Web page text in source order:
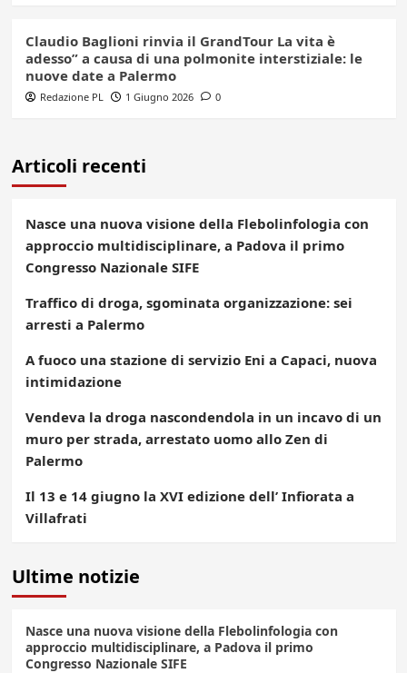
Claudio Baglioni rinvia il GrandTour La vita è
adesso” a causa di una polmonite interstiziale: le
nuove date a Palermo
Redazione PL 1 Giugno 2026 0
Articoli recenti
Nasce una nuova visione della Flebolinfologia con
approccio multidisciplinare, a Padova il primo
Congresso Nazionale SIFE
Traffico di droga, sgominata organizzazione: sei
arresti a Palermo
A fuoco una stazione di servizio Eni a Capaci, nuova
intimidazione
Vendeva la droga nascondendola in un incavo di un
muro per strada, arrestato uomo allo Zen di
Palermo
Il 13 e 14 giugno la XVI edizione dell’ Infiorata a
Villafrati
Ultime notizie
Nasce una nuova visione della Flebolinfologia con
approccio multidisciplinare, a Padova il primo
Congresso Nazionale SIFE